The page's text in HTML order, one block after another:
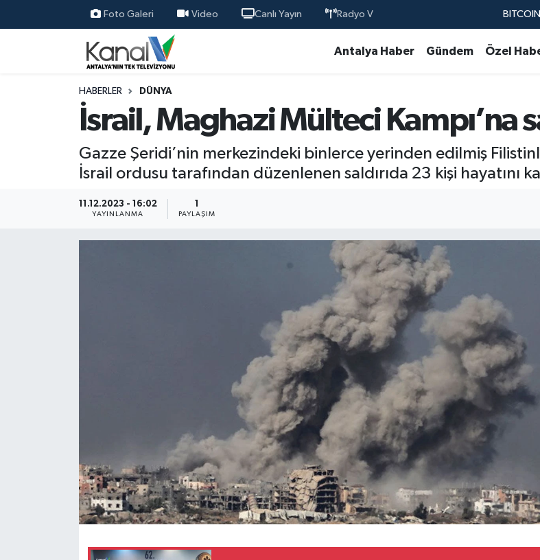
Foto Galeri Video Canlı Yayın Radyo V BITCOIN
GRAM ALTIN
Antalya Haber Gündem Özel
HABERLER DÜNYA
İsrail, Maghazi Mülteci Kampı’na
Gazze Şeridi’nin merkezindeki binlerce yerinden edilmiş
İsrail ordusu tarafından düzenlenen saldırıda 23 kişi hayatını
11.12.2023 - 16:02
YAYINLANMA
1
PAYLAŞIM
Ana Haber
Antalya Haber
Öğle Bülteni
Nöbetçi Eczaneler
Hava Durumu
Trafik Durumu
Süper Lig Puan Durumu ve Fikstür